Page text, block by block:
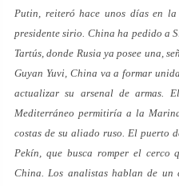
Putin, reiteró hace unos días en
presidente sirio. China ha pedido a
Tartús, donde Rusia ya posee una,
Guyan Yuvi, China va a formar
actualizar su arsenal de armas.
Mediterráneo permitiría a la
costas de su aliado ruso. El puerto
Pekín, que busca romper el cerco
China. Los analistas hablan de